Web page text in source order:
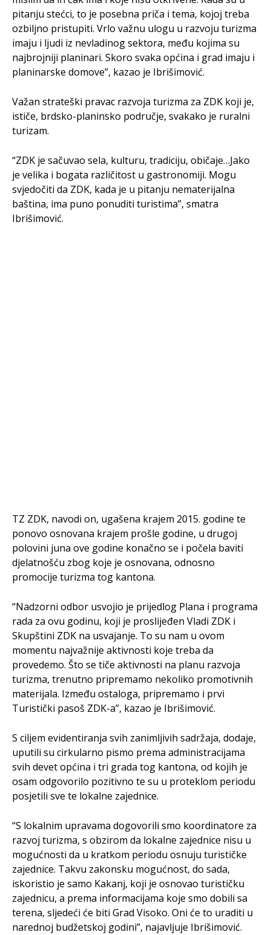
pitanju stećci, to je posebna priča i tema, kojoj treba
ozbiljno pristupiti. Vrlo važnu ulogu u razvoju turizma
imaju i ljudi iz nevladinog sektora, među kojima su
najbrojniji planinari. Skoro svaka općina i grad imaju i
planinarske domove”, kazao je Ibrišimović.
Važan strateški pravac razvoja turizma za ZDK koji je,
ističe, brdsko-planinsko područje, svakako je ruralni
turizam.
“ZDK je sačuvao sela, kulturu, tradiciju, običaje…Jako
je velika i bogata različitost u gastronomiji. Mogu
svjedočiti da ZDK, kada je u pitanju nematerijalna
baština, ima puno ponuditi turistima”, smatra
Ibrišimović.
TZ ZDK, navodi on, ugašena krajem 2015. godine te
ponovo osnovana krajem prošle godine, u drugoj
polovini juna ove godine konačno se i počela baviti
djelatnošću zbog koje je osnovana, odnosno
promocije turizma tog kantona.
“Nadzorni odbor usvojio je prijedlog Plana i programa
rada za ovu godinu, koji je proslijeđen Vladi ZDK i
Skupštini ZDK na usvajanje. To su nam u ovom
momentu najvažnije aktivnosti koje treba da
provedemo. Što se tiče aktivnosti na planu razvoja
turizma, trenutno pripremamo nekoliko promotivnih
materijala. Između ostaloga, pripremamo i prvi
Turistički pasoš ZDK-a”, kazao je Ibrišimović.
S ciljem evidentiranja svih zanimljivih sadržaja, dodaje,
uputili su cirkularno pismo prema administracijama
svih devet općina i tri grada tog kantona, od kojih je
osam odgovorilo pozitivno te su u proteklom periodu
posjetili sve te lokalne zajednice.
“S lokalnim upravama dogovorili smo koordinatore za
razvoj turizma, s obzirom da lokalne zajednice nisu u
mogućnosti da u kratkom periodu osnuju turističke
zajednice. Takvu zakonsku mogućnost, do sada,
iskoristio je samo Kakanj, koji je osnovao turističku
zajednicu, a prema informacijama koje smo dobili sa
terena, sljedeći će biti Grad Visoko. Oni će to uraditi u
narednoj budžetskoj godini”, najavljuje Ibrišimović.